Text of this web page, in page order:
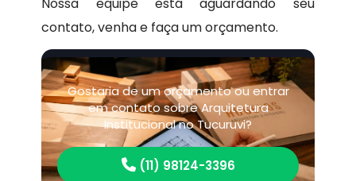
Nossa equipe está aguardando seu
contato, venha e faça um orçamento.
Gostaria de um orçamento ou entrar
em contato sobre Arquitetura
Institucional no Tucuruvi?
(11) 98124-3396